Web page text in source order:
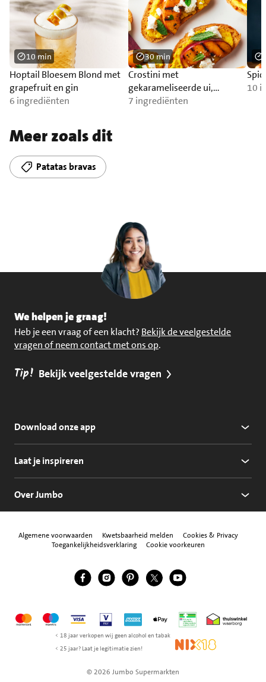
Hoptail Bloesem Blond met
grapefruit en gin
6 ingrediënten
10 min
Crostini met
gekarameliseerde ui,
gegrilde perzik, feta en munt
7 ingrediënten
30 min
10
Meer zoals dit
Patatas bravas
We helpen je graag!
Heb je een vraag of een klacht? Bekijk de veelgestelde
vragen of neem contact met ons op.
Tip! Bekijk veelgestelde vragen
Download onze app
Laat je inspireren
Over Jumbo
Algemene voorwaarden Kwetsbaarheid melden
Cookies & Privacy
Toegankelijkheidsverklaring
Cookie voorkeuren
Volg ons
Jumbo Facebook
Jumbo Instagram
Jumbo Pinterest
Jumbo Twitter
Jumbo YouTube
MastercardMaestroVisa Vpay American Express
Apple Pay Thuiswinkel
< 18 jaar verkopen wij geen alcohol en tabak
< 25 jaar? Laat je legitimatie zien!
NIX18
© 2026 Jumbo Supermarkten